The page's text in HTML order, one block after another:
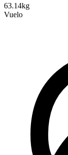
63.14kg
Vuelo